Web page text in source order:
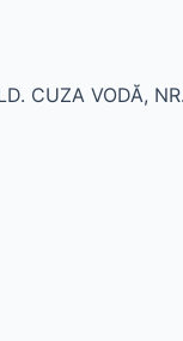
CUZA VODĂ,